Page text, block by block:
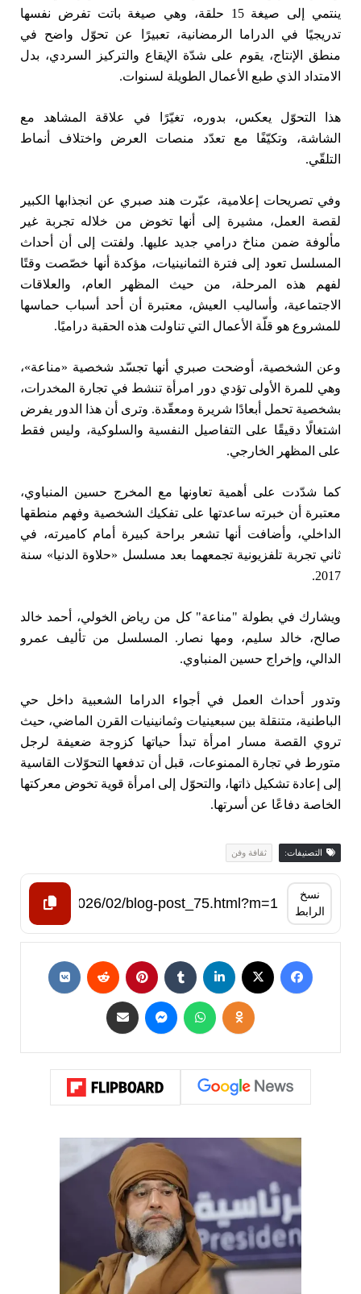
ينتمي إلى صيغة 15 حلقة، وهي صيغة باتت تفرض نفسها
تدريجيًا في الدراما الرمضانية، تعبيرًا عن تحوّل واضح في
منطق الإنتاج، يقوم على شدّة الإيقاع والتركيز السردي، بدل
الامتداد الذي طبع الأعمال الطويلة لسنوات.
هذا التحوّل يعكس، بدوره، تغيّرًا في علاقة المشاهد مع
الشاشة، وتكيّفًا مع تعدّد منصات العرض واختلاف أنماط
التلقّي.
وفي تصريحات إعلامية، عبّرت هند صبري عن انجذابها الكبير
لقصة العمل، مشيرة إلى أنها تخوض من خلاله تجربة غير
مألوفة ضمن مناخ درامي جديد عليها. ولفتت إلى أن أحداث
المسلسل تعود إلى فترة الثمانينيات، مؤكدة أنها خصّصت وقتًا
لفهم هذه المرحلة، من حيث المظهر العام، والعلاقات
الاجتماعية، وأساليب العيش، معتبرة أن أحد أسباب حماسها
للمشروع هو قلّة الأعمال التي تناولت هذه الحقبة دراميًا.
وعن الشخصية، أوضحت صبري أنها تجسّد شخصية «مناعة»،
وهي للمرة الأولى تؤدي دور امرأة تنشط في تجارة المخدرات،
بشخصية تحمل أبعادًا شريرة ومعقّدة. وترى أن هذا الدور يفرض
اشتغالًا دقيقًا على التفاصيل النفسية والسلوكية، وليس فقط
على المظهر الخارجي.
كما شدّدت على أهمية تعاونها مع المخرج حسين المنباوي،
معتبرة أن خبرته ساعدتها على تفكيك الشخصية وفهم منطقها
الداخلي، وأضافت أنها تشعر براحة كبيرة أمام كاميرته، في
ثاني تجربة تلفزيونية تجمعهما بعد مسلسل «حلاوة الدنيا» سنة
2017.
ويشارك في بطولة "مناعة" كل من رياض الخولي، أحمد خالد
صالح، خالد سليم، ومها نصار. المسلسل من تأليف عمرو
الدالي، وإخراج حسين المنباوي.
وتدور أحداث العمل في أجواء الدراما الشعبية داخل حي
الباطنية، متنقلة بين سبعينيات وثمانينيات القرن الماضي، حيث
تروي القصة مسار امرأة تبدأ حياتها كزوجة ضعيفة لرجل
متورط في تجارة الممنوعات، قبل أن تدفعها التحوّلات القاسية
إلى إعادة تشكيل ذاتها، والتحوّل إلى امرأة قوية تخوض معركتها
الخاصة دفاعًا عن أسرتها.
التصنيفات: ثقافة وفن
نسخ
الرابط